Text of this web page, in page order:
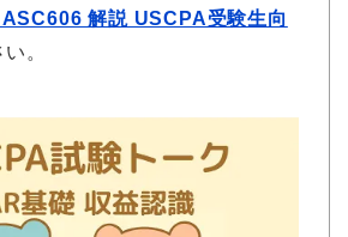
解説 USCPA受験生向
。